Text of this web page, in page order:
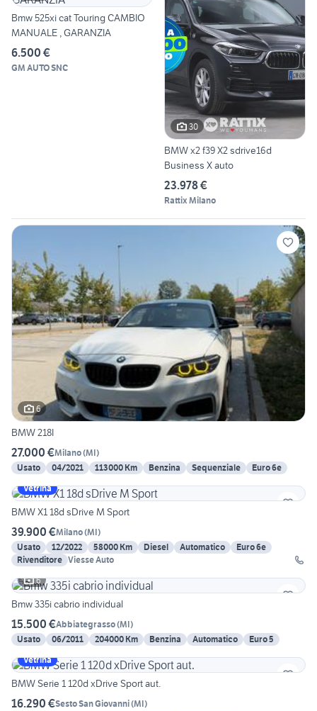
Bmw 525xi cat Touring CAMBIO
MANUALE , GARANZIA
6.500 €
GM AUTO SNC
30
BMW x2 f39 X2 sdrive16d
Business X auto
23.978 €
Rattix Milano
6
BMW 218I
27.000 €Milano(MI)
Usato
04/2021 113000 Km Benzina Sequenziale
Euro 6e
Vetrina
BMW X1 18d sDrive M Sport
39.900 €Milano(MI)
Usato
12/2022 58000 Km Diesel Automatico
Euro 6e
Rivenditore Viesse Auto
6
Bmw 335i cabrio individual
15.500 €Abbiategrasso(MI)
Usato
06/2011 204000 Km Benzina Automatico
Euro 5
Vetrina
BMW Serie 1 120d xDrive Sport aut.
16.290 €Sesto San Giovanni(MI)